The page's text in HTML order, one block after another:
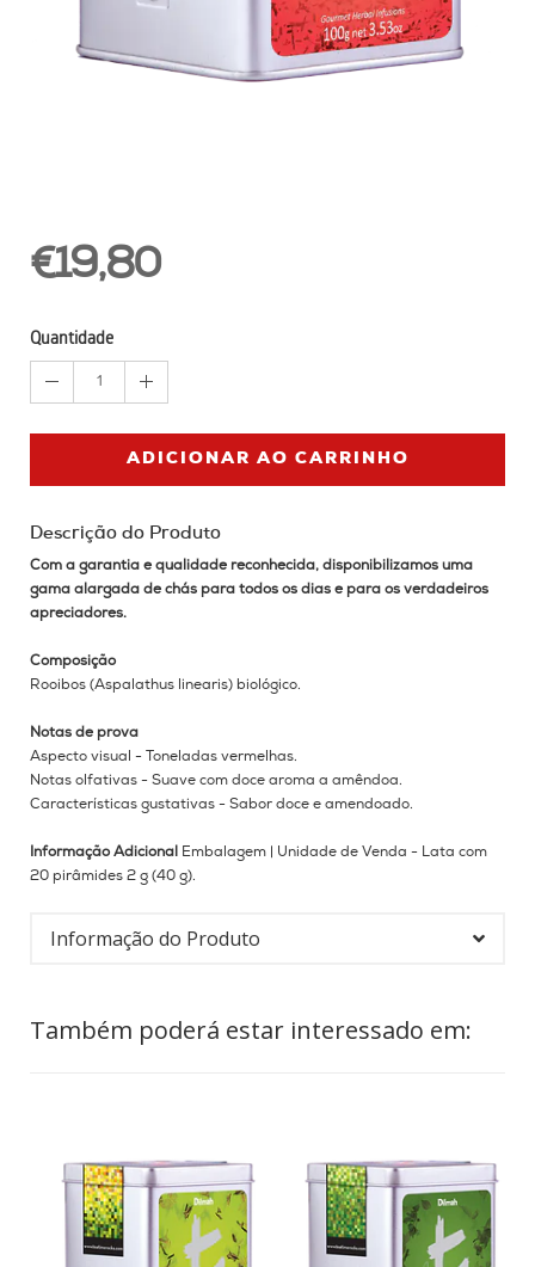
€19,80
Quantidade
1
ADICIONAR AO CARRINHO
Descrição do Produto
Com a garantia e qualidade reconhecida, disponibilizamos uma
gama alargada de chás para todos os dias e para os verdadeiros
apreciadores.
Composição
Rooibos (Aspalathus linearis) biológico.
Notas de prova
Aspecto visual - Toneladas vermelhas.
Notas olfativas - Suave com doce aroma a amêndoa.
Características gustativas - Sabor doce e amendoado.
Informação Adicional Embalagem | Unidade de Venda - Lata com
20 pirâmides 2 g (40 g).
Informação do Produto
Também poderá estar interessado em: